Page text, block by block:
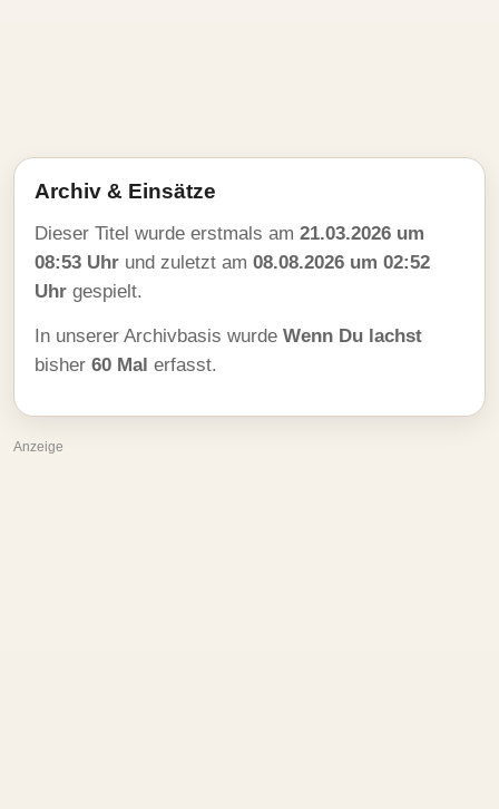
Archiv & Einsätze
Dieser Titel wurde erstmals am 21.03.2026 um
08:53 Uhr und zuletzt am 08.08.2026 um 02:52
Uhr gespielt.
In unserer Archivbasis wurde Wenn Du lachst
bisher 60 Mal erfasst.
Anzeige